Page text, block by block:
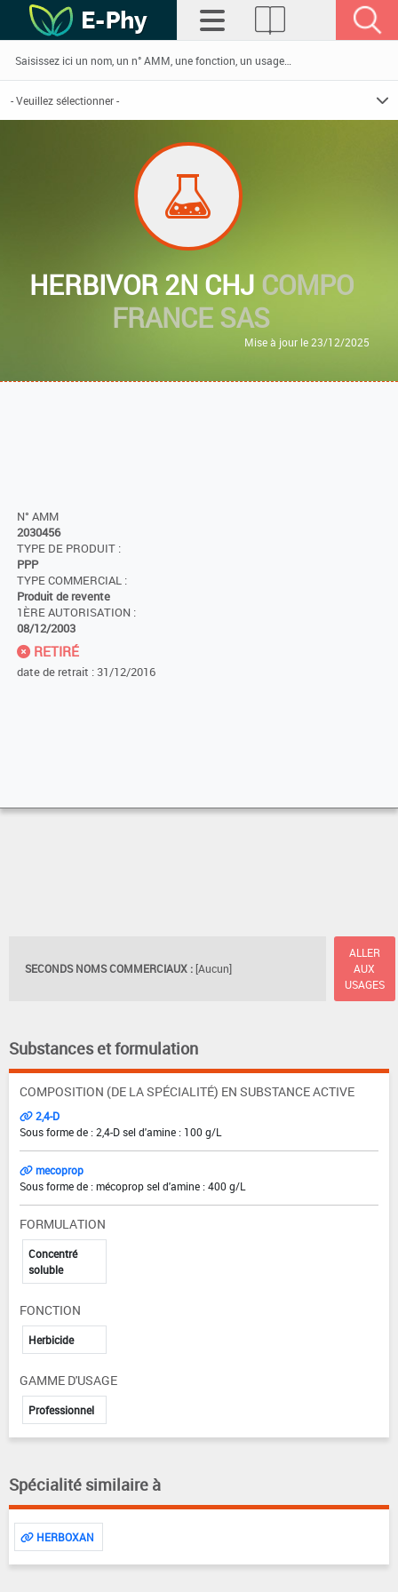
HERBIVOR 2N CHJ COMPO
FRANCE SAS
Mise à jour le 23/12/2025
N° AMM
2030456
TYPE DE PRODUIT :
PPP
TYPE COMMERCIAL :
Produit de revente
1ÈRE AUTORISATION :
08/12/2003
RETIRÉ
date de retrait : 31/12/2016
SECONDS NOMS COMMERCIAUX : [Aucun]
ALLER
AUX
USAGES
Substances et formulation
COMPOSITION (DE LA SPÉCIALITÉ) EN SUBSTANCE ACTIVE
2,4-D
Sous forme de : 2,4-D sel d'amine : 100 g/L
mecoprop
Sous forme de : mécoprop sel d'amine : 400 g/L
FORMULATION
Concentré
soluble
FONCTION
Herbicide
GAMME D'USAGE
Professionnel
Spécialité similaire à
HERBOXAN